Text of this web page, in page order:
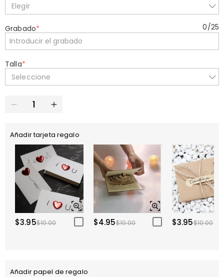
Elegir
Grabado* 0/25
Talla*
Seleccione
Añadir tarjeta regalo
$3.95$10.00 $4.95$10.00 $3.95$10.00
Añadir papel de regalo